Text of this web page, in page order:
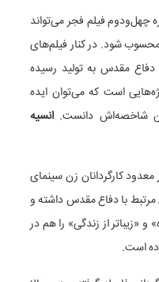
چهل‌ودوم فیلم فجر می‌تواند
شود. در کنار فیلم‌های
مقدس به تولید رسیده
است که می‌توان ایده
شاخصه‌اش دانست. انسیه
معدود کارگردانان زن سینمای
مرتبط با دفاع مقدس داشته و
«زیباتر از زندگی» را هم در
است.